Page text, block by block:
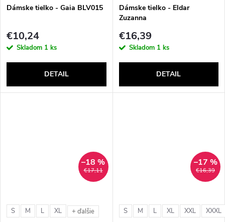
Dámske tielko - Gaia BLV015
€10,24
Skladom 1 ks
DETAIL
Dámske tielko - Eldar
Zuzanna
€16,39
Skladom 1 ks
DETAIL
€17,11
–18 %
S M L XL + ďalšie
€16,39
–17 %
S M L XL XXL XXXL